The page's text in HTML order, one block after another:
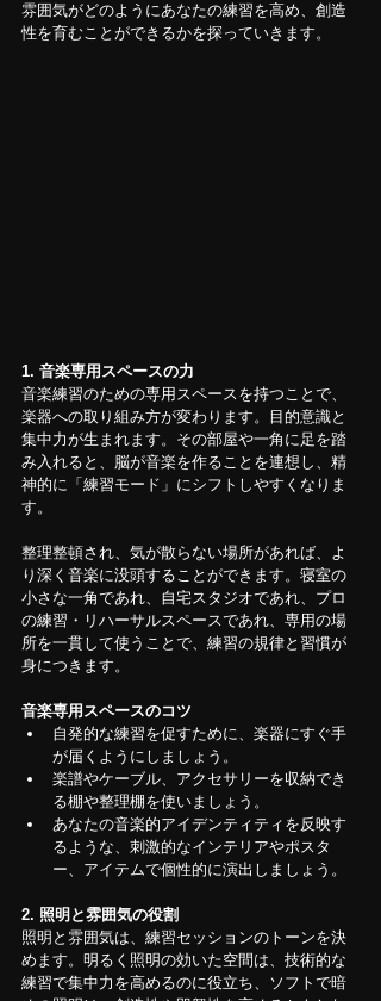
雰囲気がどのようにあなたの練習を高め、創造
性を育むことができるかを探っていきます。
1. 音楽専用スペースの力
音楽練習のための専用スペースを持つことで、
楽器への取り組み方が変わります。目的意識と
集中力が生まれます。その部屋や一角に足を踏
み入れると、脳が音楽を作ることを連想し、精
神的に「練習モード」にシフトしやすくなりま
す。
整理整頓され、気が散らない場所があれば、よ
り深く音楽に没頭することができます。寝室の
小さな一角であれ、自宅スタジオであれ、プロ
の練習・リハーサルスペースであれ、専用の場
所を一貫して使うことで、練習の規律と習慣が
身につきます。
音楽専用スペースのコツ
自発的な練習を促すために、楽器にすぐ手
が届くようにしましょう。
楽譜やケーブル、アクセサリーを収納でき
る棚や整理棚を使いましょう。
あなたの音楽的アイデンティティを反映す
るような、刺激的なインテリアやポスタ
ー、アイテムで個性的に演出しましょう。
2. 照明と雰囲気の役割
照明と雰囲気は、練習セッションのトーンを決
めます。明るく照明の効いた空間は、技術的な
練習で集中力を高めるのに役立ち、ソフトで暗